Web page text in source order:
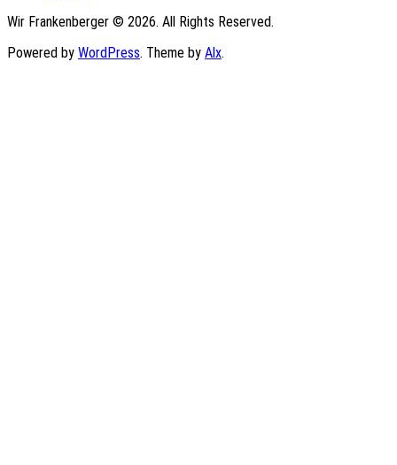
Wir Frankenberger © 2026. All Rights Reserved.
Powered by WordPress. Theme by Alx.